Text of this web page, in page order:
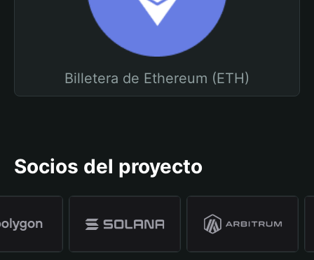
Billetera de Ethereum (ETH)
Socios del proyecto